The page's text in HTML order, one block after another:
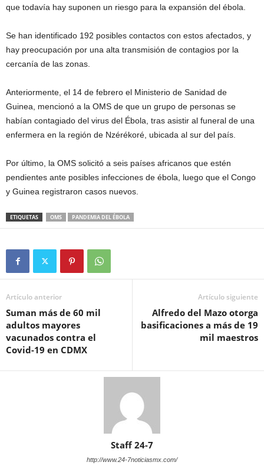
que todavía hay suponen un riesgo para la expansión del ébola.
Se han identificado 192 posibles contactos con estos afectados, y
hay preocupación por una alta transmisión de contagios por la
cercanía de las zonas.
Anteriormente, el 14 de febrero el Ministerio de Sanidad de
Guinea, mencionó a la OMS de que un grupo de personas se
habían contagiado del virus del Ébola, tras asistir al funeral de una
enfermera en la región de Nzérékoré, ubicada al sur del país.
Por último, la OMS solicitó a seis países africanos que estén
pendientes ante posibles infecciones de ébola, luego que el Congo
y Guinea registraron casos nuevos.
ETIQUETAS OMS PANDEMIA DEL ÉBOLA
Artículo anterior
Suman más de 60 mil
adultos mayores
vacunados contra el
Covid-19 en CDMX
Artículo siguiente
Alfredo del Mazo otorga
basificaciones a más de 19
mil maestros
Staff 24-7
http://www.24-7noticiasmx.com/